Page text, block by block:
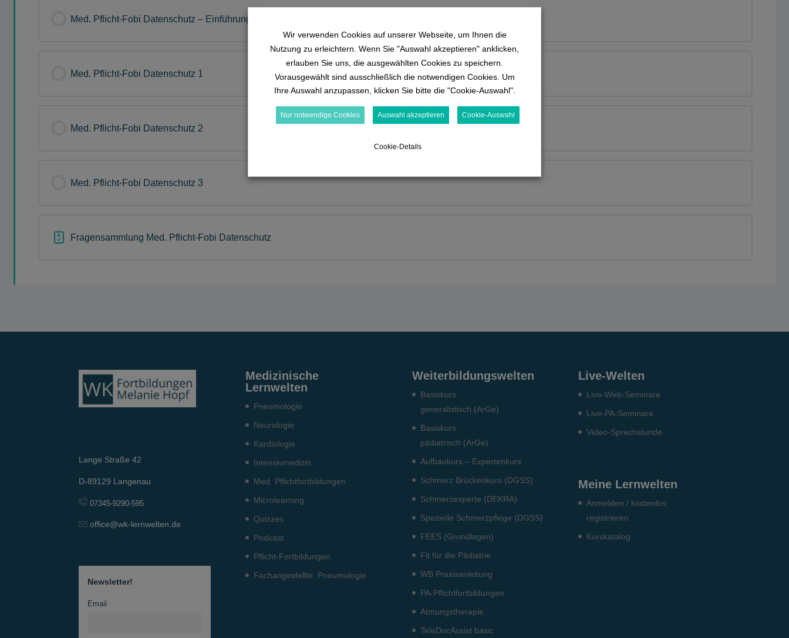
Med. Pflicht-Fobi Datenschutz – Einführung
Med. Pflicht-Fobi Datenschutz 1
Med. Pflicht-Fobi Datenschutz 2
Med. Pflicht-Fobi Datenschutz 3
Fragensammlung Med. Pflicht-Fobi Datenschutz
Lange Straße 42
D-89129 Langenau
07345-9290-595
office@wk-lernwelten.de
Newsletter!
Email
Medizinische
Lernwelten
Pneumo­logie
Neurologie
Kardiologie
Intensiv­medizin
Med. Pflichtfort­bildun­gen
Microlearning
Quizzes
Podcast
Pflicht-Fort­bildun­gen
Fach­angestellte: Pneumo­logie
Weiterbildungswelten
Basiskurs
generalistisch (ArGe)
Basiskurs
pädiatrisch (ArGe)
Aufbaukurs – Expertenkurs
Schmerz Brückenkurs (DGSS)
Schmerzexperte (DEKRA)
Spezielle Schmerzpflege (DGSS)
FEES (Grundlagen)
Fit für die Pädiatrie
WB Praxisanleitung
PA-Pflichtfortbildungen
Atmungstherapie
TeleDocAssist basic
Live-Welten
Live-Web-Seminare
Live-PA-Seminare
Video-Sprechstunde
Meine Lernwelten
Anmelden / kostenlos
registrieren
Kurskatalog
Wir verwenden Cookies auf unserer Webseite, um Ihnen die
Nutzung zu erleichtern. Wenn Sie "Auswahl akzeptieren" anklicken,
erlauben Sie uns, die ausgewählten Cookies zu speichern.
Vorausgewählt sind ausschließlich die notwendigen Cookies. Um
Ihre Auswahl anzupassen, klicken Sie bitte die "Cookie-Auswahl".
Nur notwendige Cookies Auswahl akzeptieren Cookie-Auswahl
Cookie-Details